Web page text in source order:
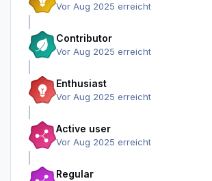
Vor Aug 2025 erreicht
Contributor
Vor Aug 2025 erreicht
Enthusiast
Vor Aug 2025 erreicht
Active user
Vor Aug 2025 erreicht
Regular